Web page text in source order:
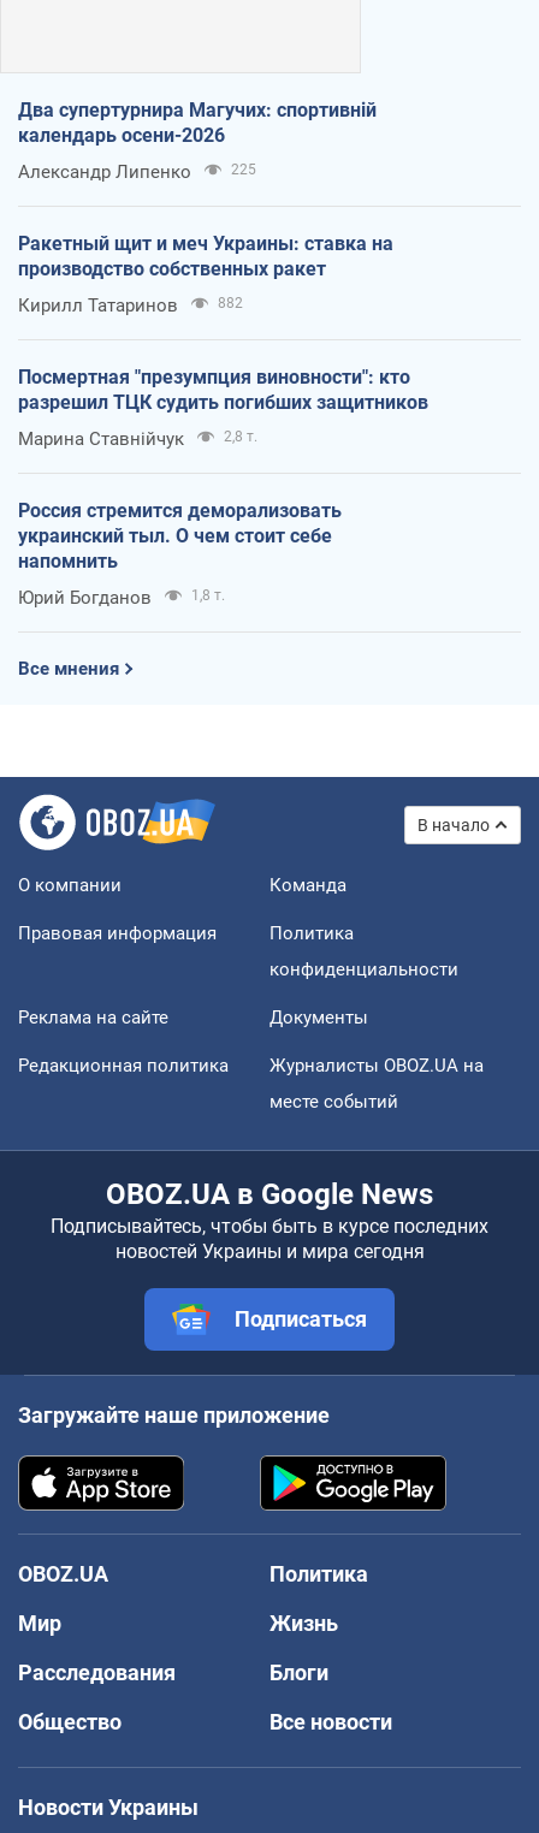
Два супертурнира Магучих: спортивній
календарь осени-2026
Александр Липенко 225
Ракетный щит и меч Украины: ставка на
производство собственных ракет
Кирилл Татаринов 882
Посмертная "презумпция виновности": кто
разрешил ТЦК судить погибших защитников
Марина Ставнійчук 2,8 т.
Россия стремится деморализовать
украинский тыл. О чем стоит себе
напомнить
Юрий Богданов 1,8 т.
Все мнения
В начало
О компании Команда
Правовая информация
Политика
конфиденциальности
Реклама на сайте Документы
Редакционная политика
Журналисты OBOZ.UA на
месте событий
OBOZ.UA в Google News
Подписывайтесь, чтобы быть в курсе последних
новостей Украины и мира сегодня
Подписаться
Загружайте наше приложение
OBOZ.UA
Политика
Мир
Жизнь
Расследования
Блоги
Общество
Все новости
Новости Украины